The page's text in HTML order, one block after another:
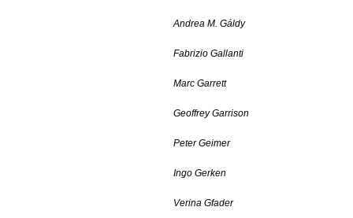
Andrea M. Gáldy
Fabrizio Gallanti
Marc Garrett
Geoffrey Garrison
Peter Geimer
Ingo Gerken
Verina Gfader